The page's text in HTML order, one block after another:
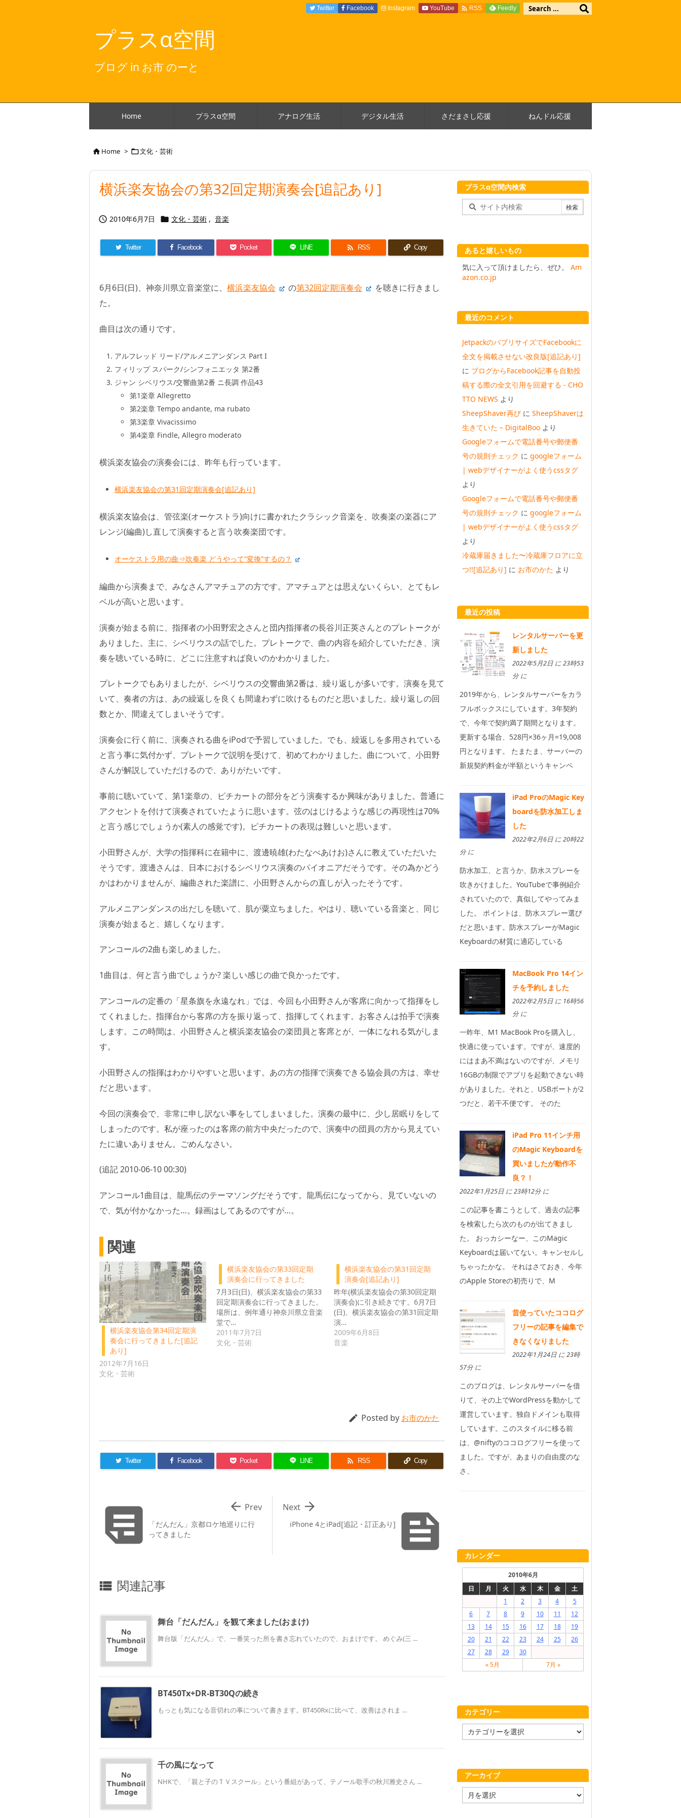
プラスα空間
ブログ in お市 のーと
Home プラスα空間 アナログ生活 デジタル生活 さだまさし応援 ねんドル応援
Twitter Facebook Instagram YouTube  RSS Feedly
Home > 文化・芸術
横浜楽友協会の第32回定期演奏会[追記あり]
 2010年6月7日  文化・芸術 , 音楽
Twitter Facebook Pocket LINE  RSS Copy
6月6日(日)、神奈川県立音楽堂に、 横浜楽友協会 の第32回定期演奏会
を聴きに行きまし
た。
曲目は次の通りです。
アルフレッド リード/アルメニアンダンス Part I
フィリップ スパーク/シンフォニエッタ 第2番
ジャン シベリウス/交響曲第2番 ニ長調 作品43
第1楽章 Allegretto
第2楽章 Tempo andante, ma rubato
第3楽章 Vivacissimo
第4楽章 Findle, Allegro moderato
横浜楽友協会の演奏会には、昨年も行っています。
横浜楽友協会の第31回定期演奏会[追記あり]
横浜楽友協会は、管弦楽(オーケストラ)向けに書かれたクラシック音楽を、吹奏楽の楽器にア
レンジ(編曲)し直して演奏すると言う吹奏楽団です。
オーケストラ用の曲⇒吹奏楽 どうやって“変換”するの？
編曲から演奏まで、みなさんアマチュアの方です。アマチュアとは思えないくらい、とてもレ
ベルが高いと思います。
演奏が始まる前に、指揮者の小田野宏之さんと団内指揮者の長谷川正英さんとのプレトークが
ありました。主に、シベリウスの話でした。プレトークで、曲の内容を紹介していただき、演
奏を聴いている時に、どこに注意すれば良いのかわかりました。
プレトークでもありましたが、シベリウスの交響曲第2番は、繰り返しが多いです。演奏を見て
いて、奏者の方は、あの繰返しを良くも間違わずに吹けるものだと思いました。繰り返しの回
数とか、間違えてしまいそうです。
演奏会に行く前に、演奏される曲をiPodで予習していました。でも、繰返しを多用されている
と言う事に気付かず、プレトークで説明を受けて、初めてわかりました。曲について、小田野
さんが解説していただけるので、ありがたいです。
事前に聴いていて、第1楽章の、ピチカートの部分をどう演奏するか興味がありました。普通に
アクセントを付けて演奏されていたように思います。弦のはじけるような感じの再現性は70%
と言う感じでしょうか(素人の感覚です)。ピチカートの表現は難しいと思います。
小田野さんが、大学の指揮科に在籍中に、渡邊暁雄(わたなべあけお)さんに教えていただいた
そうです。渡邊さんは、日本におけるシベリウス演奏のパイオニアだそうです。その為かどう
かはわかりませんが、編曲された楽譜に、小田野さんからの直しが入ったそうです。
アルメニアンダンスの出だしを聴いて、肌が粟立ちました。やはり、聴いている音楽と、同じ
演奏が始まると、嬉しくなります。
アンコールの2曲も楽しめました。
1曲目は、何と言う曲でしょうか? 楽しい感じの曲で良かったです。
アンコールの定番の「星条旗を永遠なれ」では、今回も小田野さんが客席に向かって指揮をし
てくれました。指揮台から客席の方を振り返って、指揮してくれます。お客さんは拍手で演奏
します。この時間は、小田野さんと横浜楽友協会の楽団員と客席とが、一体になれる気がしま
す。
小田野さんの指揮はわかりやすいと思います。あの方の指揮で演奏できる協会員の方は、幸せ
だと思います。
今回の演奏会で、非常に申し訳ない事をしてしまいました。演奏の最中に、少し居眠りをして
しまったのです。私が座ったのは客席の前方中央だったので、演奏中の団員の方から見えてい
たに違いありません。ごめんなさい。
(追記 2010-06-10 00:30)
アンコール1曲目は、龍馬伝のテーマソングだそうです。龍馬伝になってから、見ていないの
で、気が付かなかった…。録画はしてあるのですが…。
関連
横浜楽友協会第34回定期演
奏会に行ってきました[追記
あり]
2012年7月16日
文化・芸術
横浜楽友協会の第33回定期
演奏会に行ってきました
7月3日(日)、横浜楽友協会の第33
回定期演奏会に行ってきました。
場所は、例年通り神奈川県立音楽
堂で…
2011年7月7日
文化・芸術
横浜楽友協会の第31回定期
演奏会[追記あり]
昨年(横浜楽友協会の第30回定期
演奏会)に引き続きです。6月7日
(日)、横浜楽友協会の第31回定期
演…
2009年6月8日
音楽
 Posted by お市のかた
Twitter Facebook Pocket LINE  RSS Copy

iPhone 4とiPad[追記・訂正あり]

Next

「だんだん」京都ロケ地巡りに行
ってきました
 Prev
 関連記事
舞台「だんだん」を観て来ました(おまけ)
舞台版「だんだん」で、一番笑った所を書き忘れていたので、おまけです。 めぐみ(三 ...
BT450Tx+DR-BT30Qの続き
もっとも気になる音切れの事について書きます。BT450Rxに比べて、改善はされま ...
千の風になって
NHKで、「親と子のＴＶスクール」という番組があって、テノール歌手の秋川雅史さん ...
プラスα空間内検索
あると嬉しいもの
気に入って頂けましたら、ぜひ。 Am
azon.co.jp
最近のコメント
JetpackのパブリサイズでFacebookに
全文を掲載させない改良版[追記あり]
に ブログからFacebook記事を自動投
稿する際の全文引用を回避する - CHO
TTO NEWS より
SheepShaver再び に SheepShaverは
生きていた – DigitalBoo より
Googleフォームで電話番号や郵便番
号の規則チェック に googleフォーム
| webデザイナーがよく使うcssタグ
より
Googleフォームで電話番号や郵便番
号の規則チェック に googleフォーム
| webデザイナーがよく使うcssタグ
より
冷蔵庫届きました〜冷蔵庫フロアに立
つ!![追記あり] に お市のかた より
最近の投稿
レンタルサーバーを更
新しました
2022年5月2日 に 23時53
分 に
2019年から、レンタルサーバーをカラ
フルボックスにしています。3年契約
で、今年で契約満了期間となります。
更新する場合、528円×36ヶ月=19,008
円となります。 たまたま、サーバーの
新規契約料金が半額というキャンペ
iPad ProのMagic Key
boardを防水加工しま
した
2022年2月6日 に 20時22
分 に
防水加工、と言うか、防水スプレーを
吹きかけました。YouTubeで事例紹介
されていたので、真似してやってみま
した。 ポイントは、防水スプレー選び
だと思います。防水スプレーがMagic
Keyboardの材質に適応している
MacBook Pro 14イン
チを予約しました
2022年2月5日 に 16時56
分 に
一昨年、M1 MacBook Proを購入し、
快適に使っています。ですが、速度的
にはまあ不満はないのですが、メモリ
16GBの制限でアプリを起動できない時
がありました。それと、USBポートが2
つだと、若干不便です。 そのた
iPad Pro 11インチ用
のMagic Keyboardを
買いましたが動作不
良？！
2022年1月25日 に 23時12分 に
この記事を書こうとして、過去の記事
を検索したら次のものが出てきまし
た。 おっカシーなー、このMagic
Keyboardは届いてない。キャンセルし
ちゃったかな。 それはさておき、今年
のApple Storeの初売りで、M
昔使っていたココログ
フリーの記事を編集で
きなくなりました
2022年1月24日 に 23時
57分 に
このブログは、レンタルサーバーを借
りて、その上でWordPressを動かして
運営しています。独自ドメインも取得
しています。このスタイルに移る前
は、@niftyのココログフリーを使って
ました。ですが、あまりの自由度のな
さ、
カレンダー
2010年6月
日
月 火 水 木 金
土
1
2 3 4
5
6
7 8 9 10 11
12
13
14 15 16 17 18
19
20
21 22 23 24 25
26
27
28 29
30
« 5月
7月 »
カテゴリー
テ
ー
アーカイブ
ー